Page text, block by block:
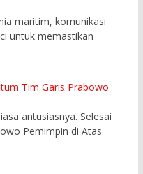
maritim, komunikasi
untuk memastikan
Tim Garis Prabowo
antusiasnya. Selesai
Pemimpin di Atas